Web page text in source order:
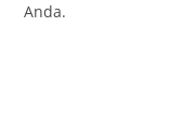
Anda.